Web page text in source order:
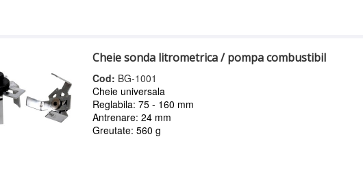
Cheie sonda litrometrica / pompa combustibil
Cod: BG-1001
Cheie universala
Reglabila: 75 - 160 mm
Antrenare: 24 mm
Greutate: 560 g